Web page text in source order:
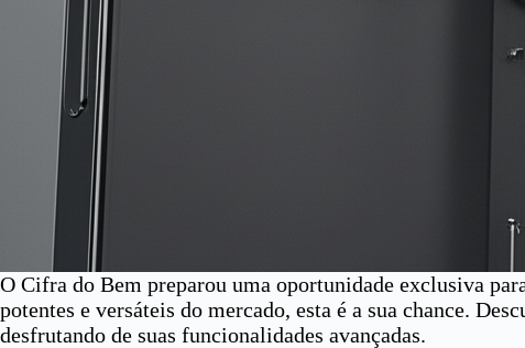
O Cifra do Bem preparou uma oportunidade exclusiva
potentes e versáteis do mercado, esta é a sua chance.
desfrutando de suas funcionalidades avançadas.